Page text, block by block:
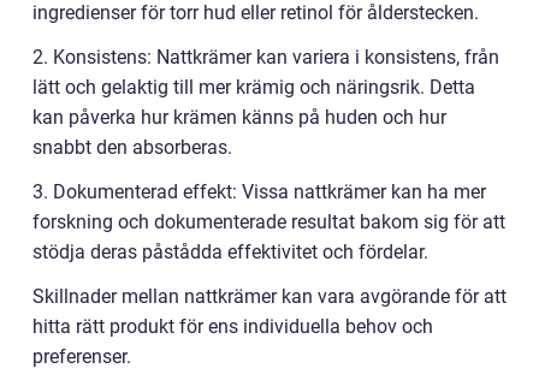
ingredienser för torr hud eller retinol för ålderstecken.
2. Konsistens: Nattkrämer kan variera i konsistens, från
lätt och gelaktig till mer krämig och näringsrik. Detta
kan påverka hur krämen känns på huden och hur
snabbt den absorberas.
3. Dokumenterad effekt: Vissa nattkrämer kan ha mer
forskning och dokumenterade resultat bakom sig för att
stödja deras påstådda effektivitet och fördelar.
Skillnader mellan nattkrämer kan vara avgörande för att
hitta rätt produkt för ens individuella behov och
preferenser.